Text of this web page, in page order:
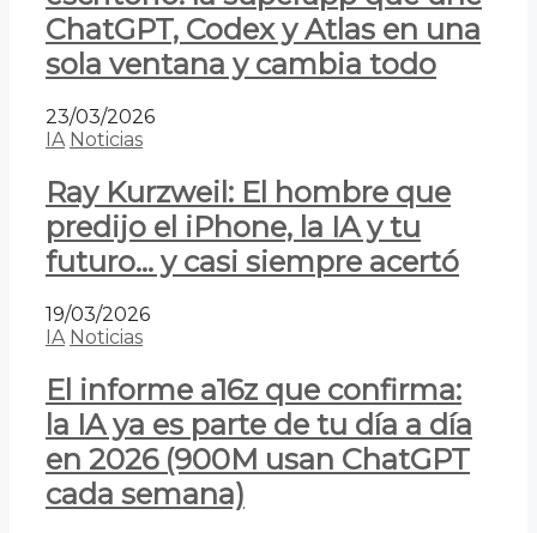
ChatGPT, Codex y Atlas en una
sola ventana y cambia todo
23/03/2026
IA Noticias
Ray Kurzweil: El hombre que
predijo el iPhone, la IA y tu
futuro… y casi siempre acertó
19/03/2026
IA Noticias
El informe a16z que confirma:
la IA ya es parte de tu día a día
en 2026 (900M usan ChatGPT
cada semana)